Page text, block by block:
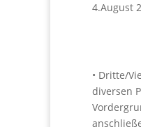
4.August
• Dritte/
diversen